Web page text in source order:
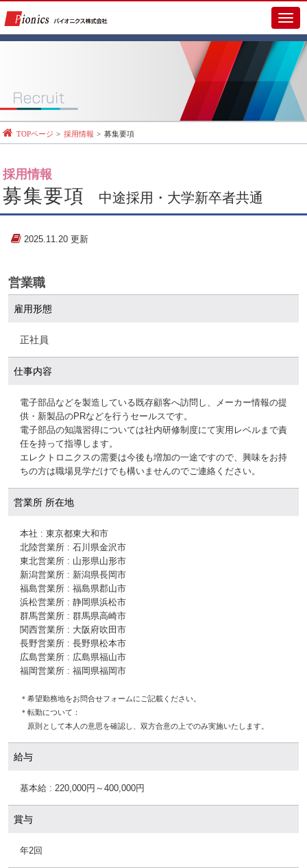
メ
イ
メ
ニ
ュ
TOPページ 採用情報 募集要項
採用情報
募集要項 中途採用・大学新卒者共通
2025.11.20 更新
営業職
雇用形態
正社員
仕事内容
電子部品などを製造している既存顧客へ訪問し、メーカー情報の提
供・新製品のPRなどを行うセールスです。
電子部品の知識習得については社内研修制度にて実用レベルまで責
任を持って指導します。
エレクトロニクスの需要は今後も増加の一途ですので、興味をお持
ちの方は職場見学だけでも構いませんのでご連絡ください。
営業所 所在地
本社 : 東京都東大和市
北陸営業所 : 石川県金沢市
東北営業所 : 山形県山形市
新潟営業所 : 新潟県長岡市
福島営業所 : 福島県郡山市
浜松営業所 : 静岡県浜松市
群馬営業所 : 群馬県高崎市
関西営業所 : 大阪府吹田市
長野営業所 : 長野県松本市
広島営業所 : 広島県福山市
福岡営業所 : 福岡県福岡市
＊希望勤務地をお問合せフォームにご記載ください。
＊転勤について：
原則として本人の意思を確認し、双方合意の上でのみ実施いたします。
給与
基本給 : 220,000円～400,000円
賞与
年2回